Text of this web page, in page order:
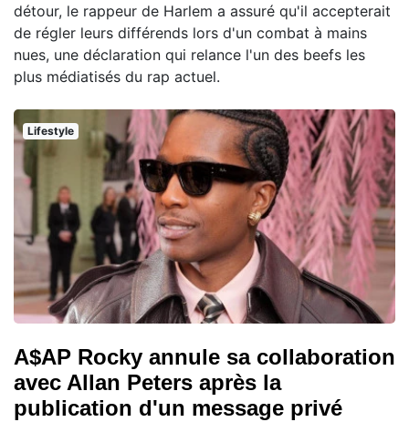
détour, le rappeur de Harlem a assuré qu'il accepterait
de régler leurs différends lors d'un combat à mains
nues, une déclaration qui relance l'un des beefs les
plus médiatisés du rap actuel.
Lifestyle
A$AP Rocky annule sa collaboration
avec Allan Peters après la
publication d'un message privé